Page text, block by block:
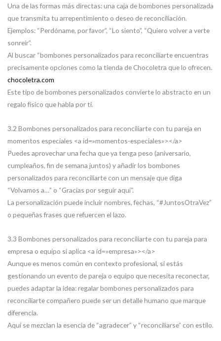
Una de las formas más directas: una caja de bombones personalizada
que transmita tu arrepentimiento o deseo de reconciliación.
Ejemplos: “Perdóname, por favor”, “Lo siento”, “Quiero volver a verte
sonreír”.
Al buscar “bombones personalizados para reconciliarte encuentras
precisamente opciones como la tienda de Chocoletra que lo ofrecen.
chocoletra.com
Este tipo de bombones personalizados convierte lo abstracto en un
regalo físico que habla por ti.
3.2 Bombones personalizados para reconciliarte con tu pareja en
momentos especiales <a id=»momentos-especiales»></a>
Puedes aprovechar una fecha que ya tenga peso (aniversario,
cumpleaños, fin de semana juntos) y añadir los bombones
personalizados para reconciliarte con un mensaje que diga
“Volvamos a…” o “Gracias por seguir aquí”.
La personalización puede incluir nombres, fechas, “#JuntosOtraVez”
o pequeñas frases que refuercen el lazo.
3.3 Bombones personalizados para reconciliarte con tu pareja para
empresa o equipo si aplica <a id=»empresa»></a>
Aunque es menos común en contexto profesional, si estás
gestionando un evento de pareja o equipo que necesita reconectar,
puedes adaptar la idea: regalar bombones personalizados para
reconciliarte compañero puede ser un detalle humano que marque
diferencia.
Aquí se mezclan la esencia de “agradecer” y “reconciliarse” con estilo.